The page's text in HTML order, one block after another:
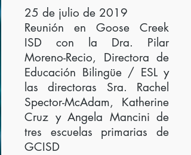
25 de julio de 2019
Reunión en Goose Creek
ISD con la Dra. Pilar
Moreno-Recio, Directora de
Educación Bilingüe / ESL y
las directoras Sra. Rachel
Spector-McAdam, Katherine
Cruz y Angela Mancini de
tres escuelas primarias de
GCISD